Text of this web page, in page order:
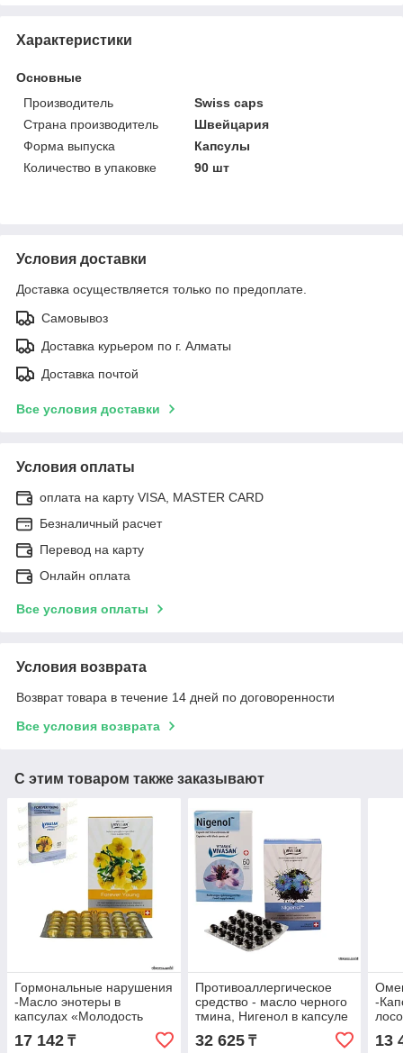
Характеристики
Основные
Производитель
Swiss caps
Страна производитель
Швейцария
Форма выпуска
Капсулы
Количество в упаковке
90 шт
Условия доставки
Доставка осуществляется только по предоплате.
Самовывоз
Доставка курьером по г. Алматы
Доставка почтой
Все условия доставки
Условия оплаты
оплата на карту VISA, MASTER CARD
Безналичный расчет
Перевод на карту
Онлайн оплата
Все условия оплаты
Условия возврата
Возврат товара в течение 14 дней по договоренности
Все условия возврата
С этим товаром также заказывают
Гормональные нарушения
-Масло энотеры в
капсулах «Молодость
17 142 ₸
Противоаллергическое
средство - масло черного
тмина, Нигенол в капсуле
32 625₸
-
13